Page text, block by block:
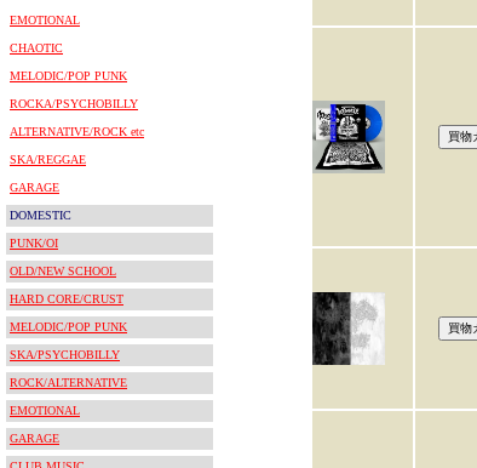
EMOTIONAL
CHAOTIC
MELODIC/POP PUNK
ROCKA/PSYCHOBILLY
ALTERNATIVE/ROCK etc
SKA/REGGAE
GARAGE
DOMESTIC
PUNK/OI
OLD/NEW SCHOOL
HARD CORE/CRUST
MELODIC/POP PUNK
SKA/PSYCHOBILLY
ROCK/ALTERNATIVE
EMOTIONAL
GARAGE